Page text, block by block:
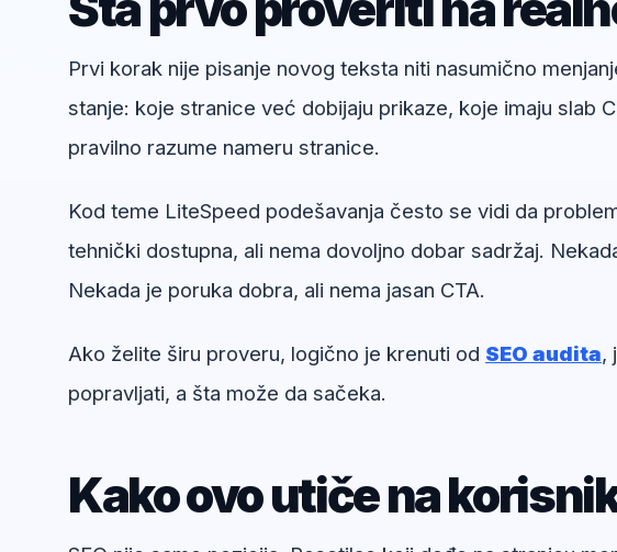
Prvi korak nije pisanje novog teksta niti nasumično
stanje: koje stranice već dobijaju prikaze, koje imaju slab
pravilno razume nameru stranice.
Kod teme LiteSpeed podešavanja često se vidi da
tehnički dostupna, ali nema dovoljno dobar sadržaj.
Nekada je poruka dobra, ali nema jasan CTA.
Ako želite širu proveru, logično je krenuti od SEO audita,
popravljati, a šta može da sačeka.
Kako ovo utiče na